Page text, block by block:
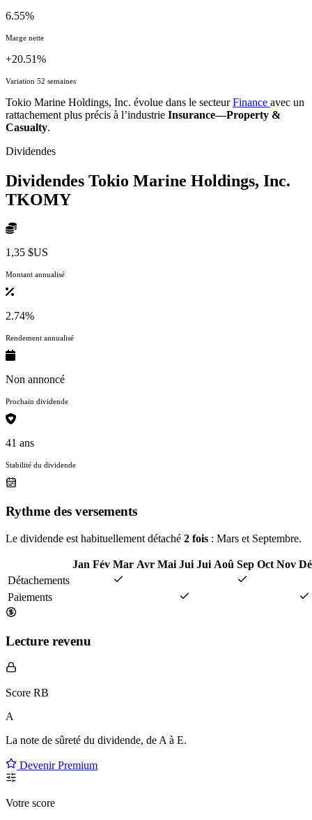
6.55%
Marge nette
+20.51%
Variation 52 semaines
Tokio Marine Holdings, Inc. évolue dans le secteurFinance avec un
rattachement plus précis à l’industrie Insurance—Property &
Casualty.
Dividendes
Dividendes Tokio Marine Holdings, Inc.
TKOMY
1,35 $US
Montant annualisé
2.74%
Rendement annualisé
Non annoncé
Prochain dividende
41 ans
Stabilité du dividende
Rythme des versements
Le dividende est habituellement détaché 2 fois : Mars et Septembre.
Jan Fév Mar Avr Mai Jui Jui Aoû Sep Oct Nov
Détachements
Paiements
Lecture revenu
Score RB
A
La note de sûreté du dividende, de A à E.
Devenir Premium
Votre score